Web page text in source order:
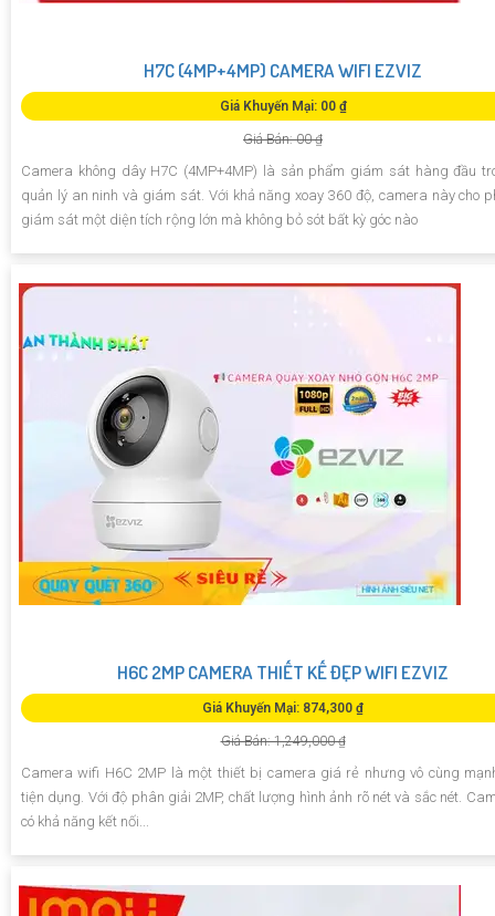
H7C (4MP+4MP) CAMERA WIFI EZVIZ
Giá Khuyến Mại: 00 ₫
Giá Bán: 00 ₫
Camera không dây H7C (4MP+4MP) là sản phẩm giám sát hàng đầu
quản lý an ninh và giám sát. Với khả năng xoay 360 độ, camera này cho
giám sát một diện tích rộng lớn mà không bỏ sót bất kỳ góc nào
H6C 2MP CAMERA THIẾT KẾ ĐẸP WIFI EZVIZ
Giá Khuyến Mại: 874,300 ₫
Giá Bán: 1,249,000 ₫
Camera wifi H6C 2MP là một thiết bị camera giá rẻ nhưng vô cùng
tiện dụng. Với độ phân giải 2MP, chất lượng hình ảnh rõ nét và sắc nét.
có khả năng kết nối...